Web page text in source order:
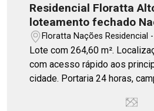
Residencial Floratta
loteamento fechado
Floratta Nações Residencial
Lote com 264,60 m².
com acesso rápido aos
cidade. Portaria 24 horas,